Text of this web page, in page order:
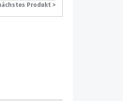
Produkt >